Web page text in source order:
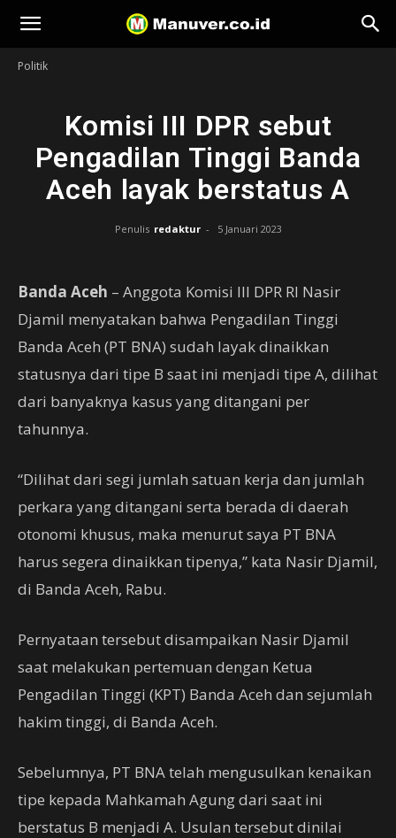
Manuver
Politik
Komisi III DPR sebut
Pengadilan Tinggi Banda
Aceh layak berstatus A
Penulis redaktur - 5 Januari 2023
Banda Aceh – Anggota Komisi III DPR RI Nasir
Djamil menyatakan bahwa Pengadilan Tinggi
Banda Aceh (PT BNA) sudah layak dinaikkan
statusnya dari tipe B saat ini menjadi tipe A, dilihat
dari banyaknya kasus yang ditangani per
tahunnya.
“Dilihat dari segi jumlah satuan kerja dan jumlah
perkara yang ditangani serta berada di daerah
otonomi khusus, maka menurut saya PT BNA
harus segera dinaikkan tipenya,” kata Nasir Djamil,
di Banda Aceh, Rabu.
Pernyataan tersebut disampaikan Nasir Djamil
saat melakukan pertemuan dengan Ketua
Pengadilan Tinggi (KPT) Banda Aceh dan sejumlah
hakim tinggi, di Banda Aceh.
Sebelumnya, PT BNA telah mengusulkan kenaikan
tipe kepada Mahkamah Agung dari saat ini
berstatus B menjadi A. Usulan tersebut dinilai